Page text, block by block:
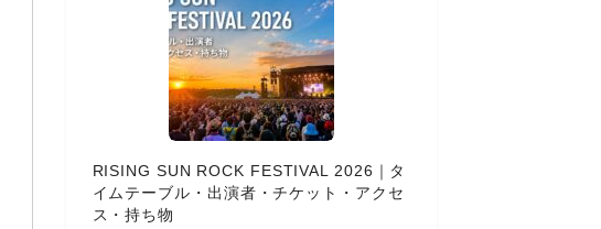
RISING SUN ROCK FESTIVAL 2026｜タ
イムテーブル・出演者・チケット・アクセ
ス・持ち物